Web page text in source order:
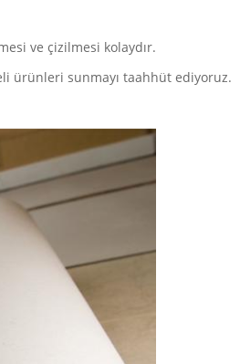
ve çizilmesi kolaydır.
ürünleri sunmayı taahhüt ediyoruz.